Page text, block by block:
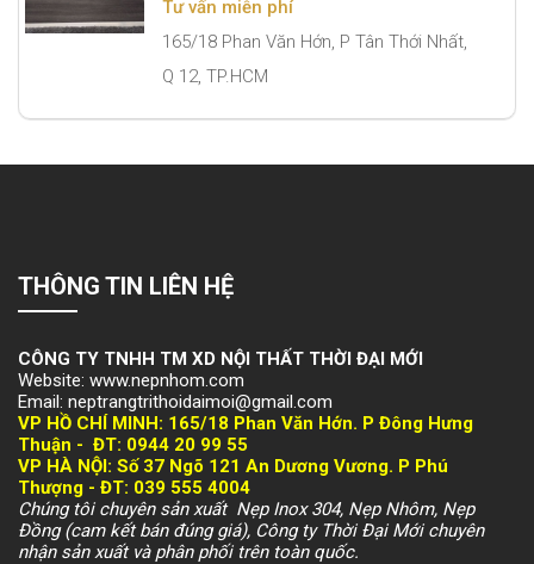
Tư vấn miễn phí
165/18 Phan Văn Hớn, P Tân Thới Nhất,
Q 12, TP.HCM
THÔNG TIN LIÊN HỆ
CÔNG TY TNHH TM XD NỘI THẤT THỜI ĐẠI MỚI
Website: www.nepnhom.com
Email: neptrangtrithoidaimoi@gmail.com
VP HỒ CHÍ MINH: 165/18 Phan Văn Hớn. P Đông Hưng
Thuận - ĐT: 0944 20 99 55
VP HÀ NỘI: Số 37 Ngõ 121 An Dương Vương. P Phú
Thượng - ĐT: 039 555 4004
Chúng tôi chuyên sản xuất Nẹp Inox 304, Nẹp Nhôm, Nẹp
Đồng (cam kết bán đúng giá), Công ty Thời Đại Mới chuyên
nhận sản xuất và phân phối trên toàn quốc.